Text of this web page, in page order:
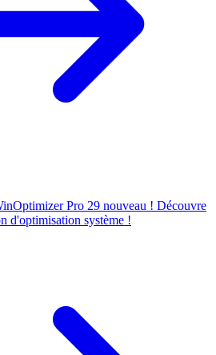
Pro 29 nouveau ! Découvre
d'optimisation système !